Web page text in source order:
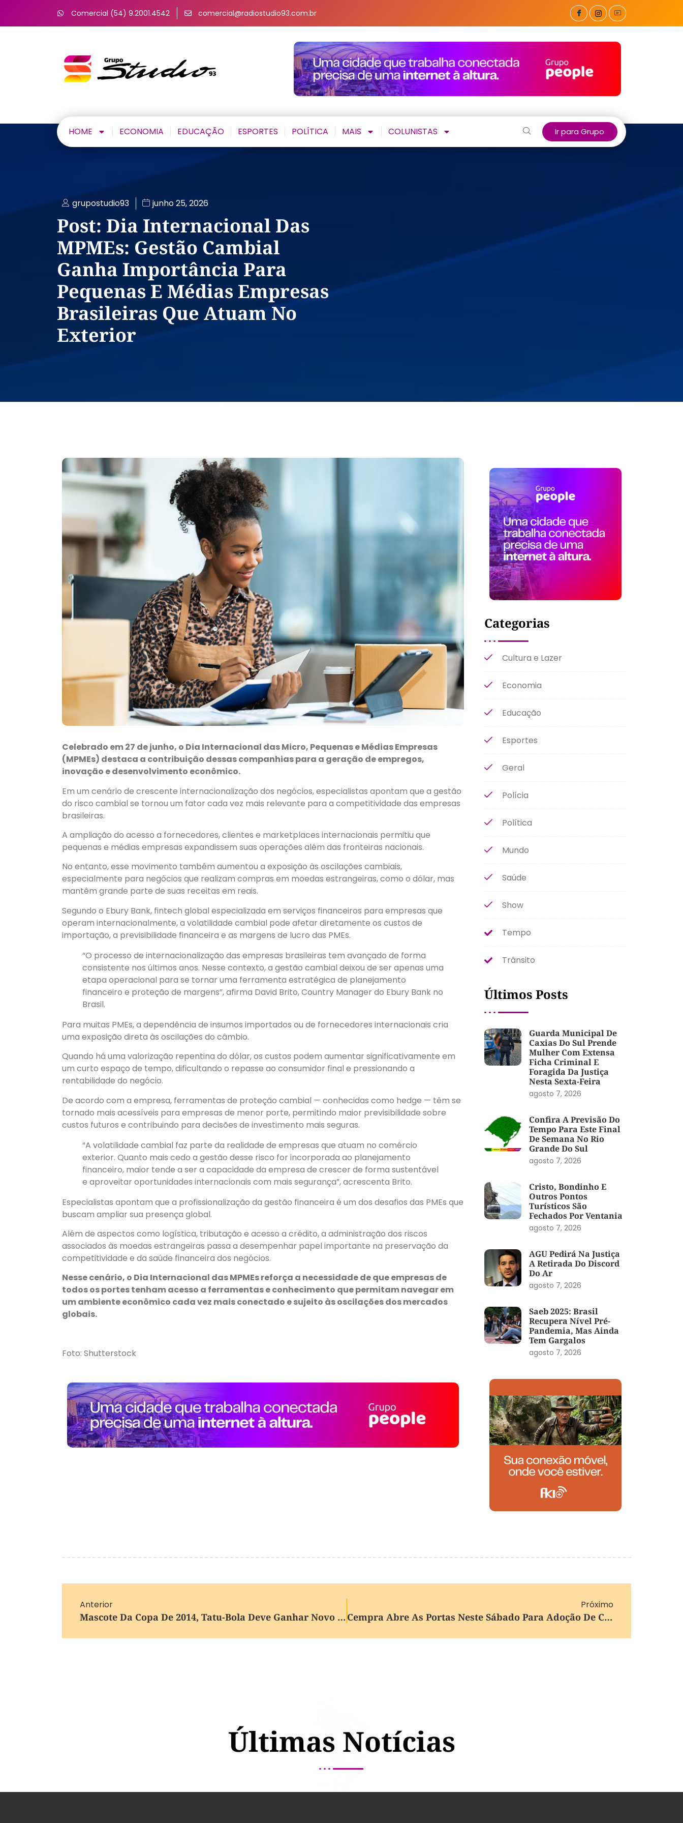
Comercial (54) 9.2001.4542 comercial@radiostudio93.com.br
HOME ECONOMIA EDUCAÇÃO ESPORTES POLÍTICA MAIS COLUNISTAS Ir para Grupo
grupostudio93 junho 25, 2026
Post: Dia Internacional Das
MPMEs: Gestão Cambial
Ganha Importância Para
Pequenas E Médias Empresas
Brasileiras Que Atuam No
Exterior
Celebrado em 27 de junho, o Dia Internacional das Micro, Pequenas e Médias Empresas
(MPMEs) destaca a contribuição dessas companhias para a geração de empregos,
inovação e desenvolvimento econômico.
Em um cenário de crescente internacionalização dos negócios, especialistas apontam que a gestão
do risco cambial se tornou um fator cada vez mais relevante para a competitividade das empresas
brasileiras.
A ampliação do acesso a fornecedores, clientes e marketplaces internacionais permitiu que
pequenas e médias empresas expandissem suas operações além das fronteiras nacionais.
No entanto, esse movimento também aumentou a exposição às oscilações cambiais,
especialmente para negócios que realizam compras em moedas estrangeiras, como o dólar, mas
mantêm grande parte de suas receitas em reais.
Segundo o Ebury Bank, fintech global especializada em serviços financeiros para empresas que
operam internacionalmente, a volatilidade cambial pode afetar diretamente os custos de
importação, a previsibilidade financeira e as margens de lucro das PMEs.
“O processo de internacionalização das empresas brasileiras tem avançado de forma
consistente nos últimos anos. Nesse contexto, a gestão cambial deixou de ser apenas uma
etapa operacional para se tornar uma ferramenta estratégica de planejamento
financeiro e proteção de margens”, afirma David Brito, Country Manager do Ebury Bank no
Brasil.
Para muitas PMEs, a dependência de insumos importados ou de fornecedores internacionais cria
uma exposição direta às oscilações do câmbio.
Quando há uma valorização repentina do dólar, os custos podem aumentar significativamente em
um curto espaço de tempo, dificultando o repasse ao consumidor final e pressionando a
rentabilidade do negócio.
De acordo com a empresa, ferramentas de proteção cambial — conhecidas como hedge — têm se
tornado mais acessíveis para empresas de menor porte, permitindo maior previsibilidade sobre
custos futuros e contribuindo para decisões de investimento mais seguras.
“A volatilidade cambial faz parte da realidade de empresas que atuam no comércio
exterior. Quanto mais cedo a gestão desse risco for incorporada ao planejamento
financeiro, maior tende a ser a capacidade da empresa de crescer de forma sustentável
e aproveitar oportunidades internacionais com mais segurança”, acrescenta Brito.
Especialistas apontam que a profissionalização da gestão financeira é um dos desafios das PMEs que
buscam ampliar sua presença global.
Além de aspectos como logística, tributação e acesso a crédito, a administração dos riscos
associados às moedas estrangeiras passa a desempenhar papel importante na preservação da
competitividade e da saúde financeira dos negócios.
Nesse cenário, o Dia Internacional das MPMEs reforça a necessidade de que empresas de
todos os portes tenham acesso a ferramentas e conhecimento que permitam navegar em
um ambiente econômico cada vez mais conectado e sujeito às oscilações dos mercados
globais.
Foto: Shutterstock
Categorias
Cultura e Lazer
Economia
Educação
Esportes
Geral
Polícia
Política
Mundo
Saúde
Show
Tempo
Trânsito
Últimos Posts
Guarda Municipal De
Caxias Do Sul Prende
Mulher Com Extensa
Ficha Criminal E
Foragida Da Justiça
Nesta Sexta-Feira
agosto 7, 2026
Confira A Previsão Do
Tempo Para Este Final
De Semana No Rio
Grande Do Sul
agosto 7, 2026
Cristo, Bondinho E
Outros Pontos
Turísticos São
Fechados Por Ventania
agosto 7, 2026
AGU Pedirá Na Justiça
A Retirada Do Discord
Do Ar
agosto 7, 2026
Saeb 2025: Brasil
Recupera Nível Pré-
Pandemia, Mas Ainda
Tem Gargalos
agosto 7, 2026
Anterior
Mascote Da Copa De 2014, Tatu-Bola Deve Ganhar Novo Plano De Proteção
Próximo
Cempra Abre As Portas Neste Sábado Para Adoção De Cães E Gatos Em Canela
Últimas Notícias